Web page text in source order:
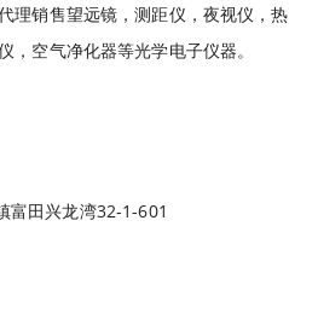
理销售望远镜，测距仪，夜视仪，热
，空气净化器等光学电子仪器。
富田兴龙湾32-1-601